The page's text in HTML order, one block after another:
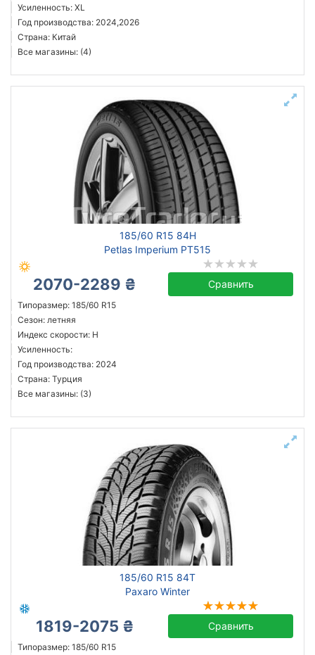
Усиленность: XL
Год производства: 2024,2026
Страна: Китай
Все магазины: (4)
185/60 R15 84H
Petlas Imperium PT515
2070-2289 ₴ Сравнить
Типоразмер: 185/60 R15
Сезон: летняя
Индекс скорости: H
Усиленность:
Год производства: 2024
Страна: Турция
Все магазины: (3)
185/60 R15 84T
Paxaro Winter
1819-2075 ₴ Сравнить
Типоразмер: 185/60 R15